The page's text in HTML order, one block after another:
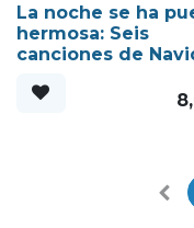
La noche se ha
hermosa: Seis
canciones de